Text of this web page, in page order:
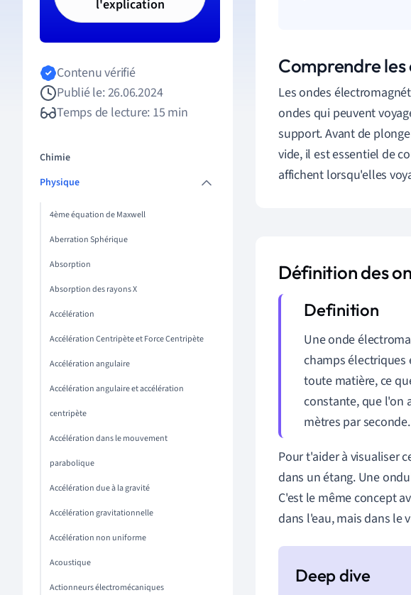
l'explication
Contenu vérifié
Publié le: 26.06.2024
Temps de lecture: 15 min
Chimie
Physique
4ème équation de Maxwell
Aberration Sphérique
Absorption
Absorption des rayons X
Accélération
Accélération Centripète et Force Centripète
Accélération angulaire
Accélération angulaire et accélération
centripète
Accélération dans le mouvement
parabolique
Accélération due à la gravité
Accélération gravitationnelle
Accélération non uniforme
Acoustique
Actionneurs électromécaniques
Comprendre
Les ondes
ondes qui peuvent
support. Avant de
vide, il est essentiel de
affichent lorsqu'elles
Définition des
Une onde
champs électriques
toute matière, ce
constante, que l'on
mètres par seconde.
Pour t'aider à visualiser
dans un étang. Une
C'est le même concept
dans l'eau, mais dans le